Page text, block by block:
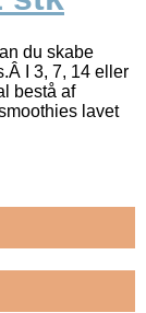
du skabe
I 3, 7, 14 eller
bestå af
lavet